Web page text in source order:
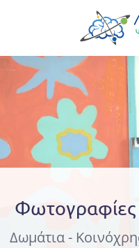
Skip to main content
Φωτογραφίες
Δωμάτια -